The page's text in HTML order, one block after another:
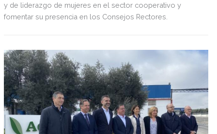
y de liderazgo de mujeres en el sector cooperativo y
fomentar su presencia en los Consejos Rectores.